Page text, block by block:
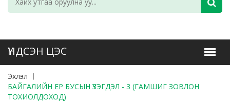
Эхлэл
БАЙГАЛИЙН ЕР БУСЫН ҮЗЭГДЭЛ - 3 (ГАМШИГ ЗОВЛОН
ТОХИОЛДОХОД)